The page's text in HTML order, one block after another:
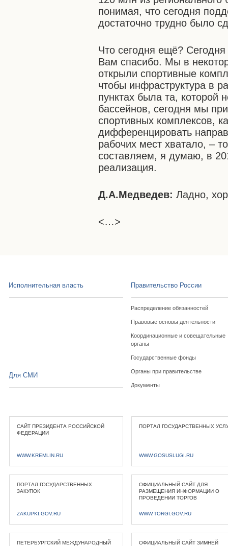
понимая, что сегодня
достаточно трудно было
Что сегодня ещё?
Вам спасибо. Мы в
открыли спортивные
чтобы инфраструктура в
пунктах была та, которой
бассейнов, сегодня мы
спортивных комплексов,
дифференцировать
рабочих мест хватало, –
составляем, я думаю, в
реализация.
Д.А.Медведев:Ладно,
<…>
Исполнительная власть Правительство России
Распределение обязанностей
Правовые основы деятельности
Координационные и совещательные
органы
Государственные фонды
Органы при правительстве
Документы
Для СМИ
САЙТ ПРЕЗИДЕНТА РОССИЙСКОЙ
ФЕДЕРАЦИИ
WWW.KREMLIN.RU
ПОРТАЛ ГОСУДАРСТВЕННЫХ
WWW.GOSUSLUGI.RU
ПОРТАЛ ГОСУДАРСТВЕННЫХ
ЗАКУПОК
ZAKUPKI.GOV.RU
ОФИЦИАЛЬНЫЙ САЙТ ДЛЯ
РАЗМЕЩЕНИЯ ИНФОРМАЦИИ О
ПРОВЕДЕНИИ ТОРГОВ
WWW.TORGI.GOV.RU
ПЕТЕРБУРГСКИЙ МЕЖДУНАРОДНЫЙ
ОФИЦИАЛЬНЫЙ САЙТ ЗИМНЕЙ